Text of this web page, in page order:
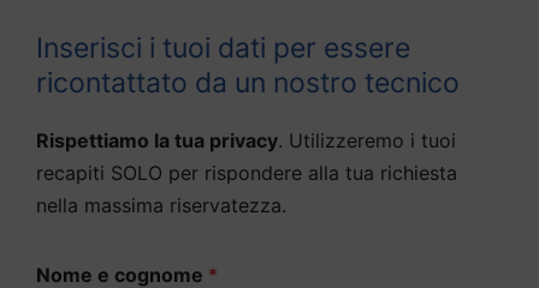
Inserisci i tuoi dati per essere
ricontattato da un nostro tecnico
Rispettiamo la tua privacy. Utilizzeremo i tuoi
recapiti SOLO per rispondere alla tua richiesta
nella massima riservatezza.
Nome e cognome *